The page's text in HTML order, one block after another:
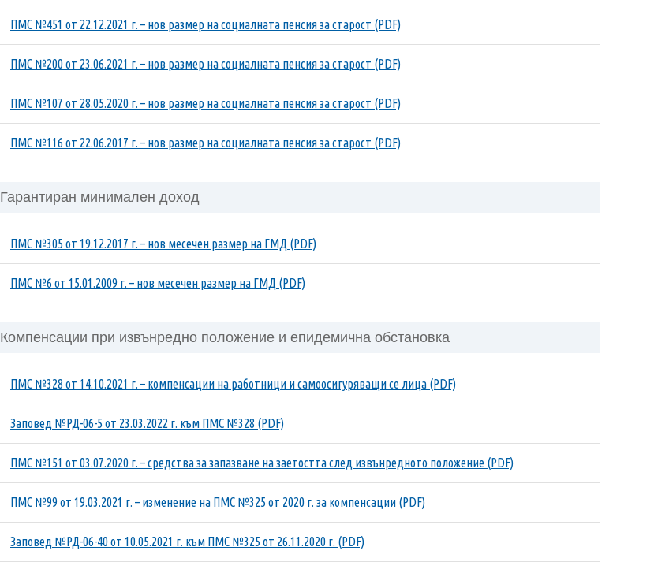
ПМС №451 от 22.12.2021 г. – нов размер на социалната пенсия за старост (PDF)
ПМС №200 от 23.06.2021 г. – нов размер на социалната пенсия за старост (PDF)
ПМС №107 от 28.05.2020 г. – нов размер на социалната пенсия за старост (PDF)
ПМС №116 от 22.06.2017 г. – нов размер на социалната пенсия за старост (PDF)
Гарантиран минимален доход
ПМС №305 от 19.12.2017 г. – нов месечен размер на ГМД (PDF)
ПМС №6 от 15.01.2009 г. – нов месечен размер на ГМД (PDF)
Компенсации при извънредно положение и епидемична обстановка
ПМС №328 от 14.10.2021 г. – компенсации на работници и самоосигуряващи се лица (PDF)
Заповед №РД-06-5 от 23.03.2022 г. към ПМС №328 (PDF)
ПМС №151 от 03.07.2020 г. – средства за запазване на заетостта след извънредното положение (PDF)
ПМС №99 от 19.03.2021 г. – изменение на ПМС №325 от 2020 г. за компенсации (PDF)
Заповед №РД-06-40 от 10.05.2021 г. към ПМС №325 от 26.11.2020 г. (PDF)